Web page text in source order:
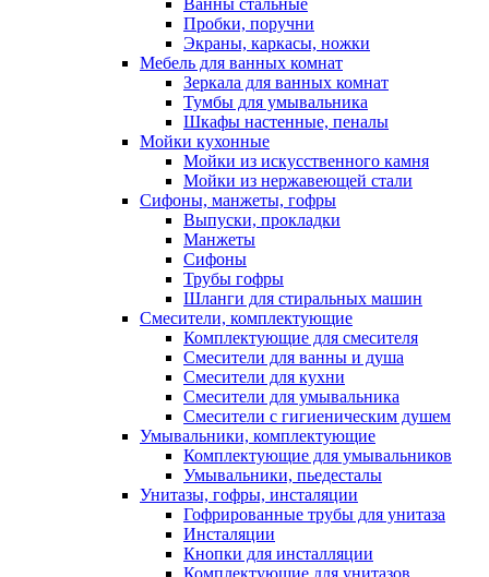
Ванны стальные
Пробки, поручни
Экраны, каркасы, ножки
Мебель для ванных комнат
Зеркала для ванных комнат
Тумбы для умывальника
Шкафы настенные, пеналы
Мойки кухонные
Мойки из искусственного камня
Мойки из нержавеющей стали
Сифоны, манжеты, гофры
Выпуски, прокладки
Манжеты
Сифоны
Трубы гофры
Шланги для стиральных машин
Смесители, комплектующие
Комплектующие для смесителя
Смесители для ванны и душа
Смесители для кухни
Смесители для умывальника
Смесители с гигиеническим душем
Умывальники, комплектующие
Комплектующие для умывальников
Умывальники, пьедесталы
Унитазы, гофры, инсталяции
Гофрированные трубы для унитаза
Инсталяции
Кнопки для инсталляции
Комплектующие для унитазов